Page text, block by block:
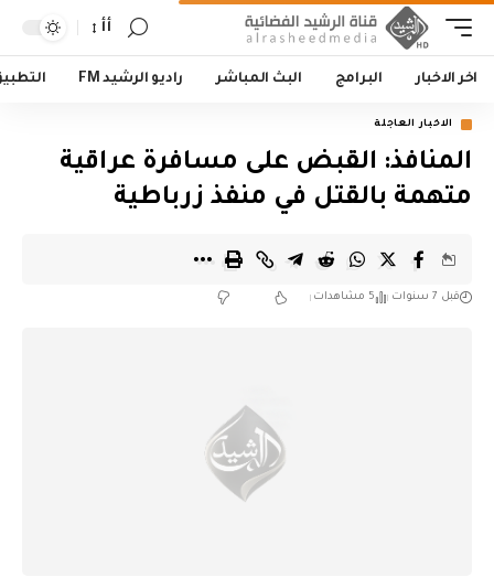
أأ
اخر الاخبار البرامج البث المباشر راديو الرشيد FM
الاخبار العاجلة
المنافذ: القبض على مسافرة عراقية
متهمة بالقتل في منفذ زرباطية
قبل 7 سنوات 5 مشاهدات